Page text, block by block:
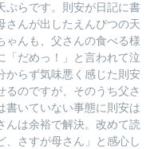
らです。則安が日記に書
さんが出したえんぴつの天
ゃんも、父さんの食べる様
「だめっ！」と言われて泣
からず気味悪く感じた則安
るのですが、そのうち父さ
いていない事態に則安は
んは余裕で解決。改めて読
、さすが母さん」と感心し